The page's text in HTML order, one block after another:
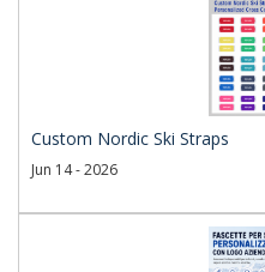
Custom Nordic Ski Straps
Jun 14 - 2026